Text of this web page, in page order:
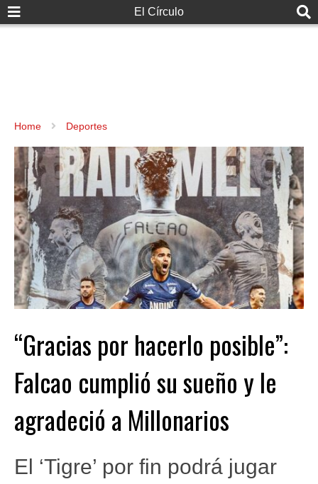
El Círculo
Home Deportes
“Gracias por hacerlo posible”:
Falcao cumplió su sueño y le
agradeció a Millonarios
El ‘Tigre’ por fin podrá jugar